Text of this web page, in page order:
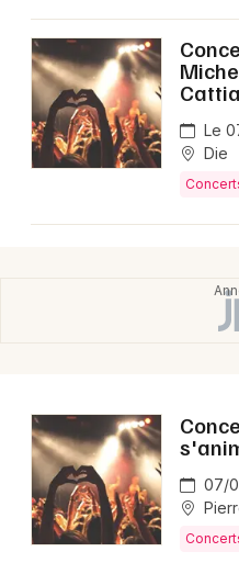
Le
Die
07/